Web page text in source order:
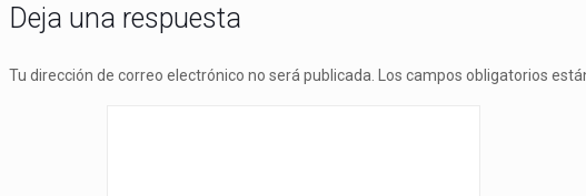
Deja una respuesta
Tu dirección de correo electrónico no será publicada. Los campos obligatorios